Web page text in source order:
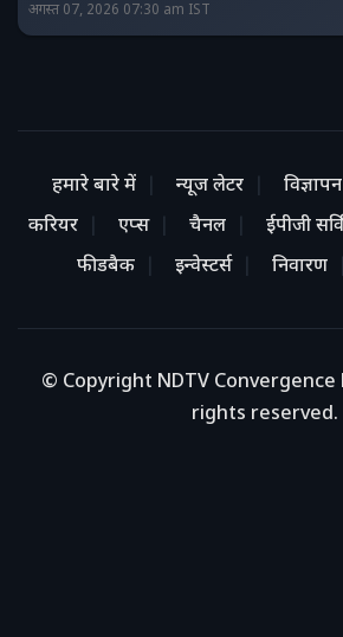
अगस्त 07, 2026 07:30 am IST
हमारे बारे में न्यूज लेटर विज्ञापन
करियर
एप्स चैनल ईपीजी
फीडबैक
इन्वेस्टर्स निवारण
© Copyright NDTV Convergence
rights reserved.